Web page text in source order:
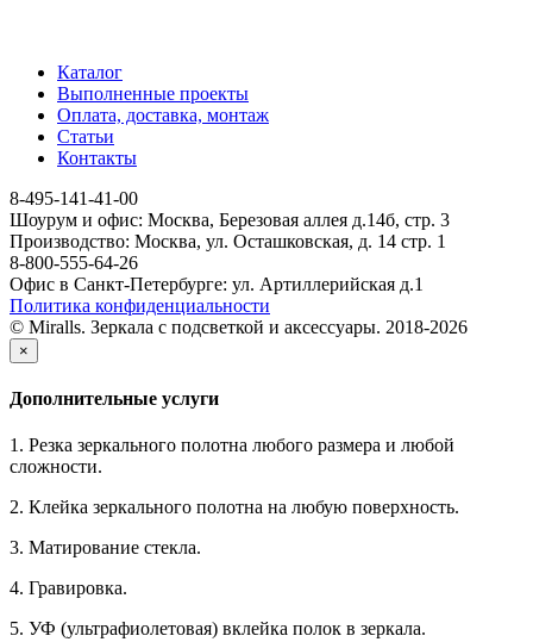
Каталог
Выполненные проекты
Оплата, доставка, монтаж
Статьи
Контакты
8-495-141-41-00
Шоурум и офис: Москва, Березовая аллея д.14б, стр. 3
Производство: Москва, ул. Осташковская, д. 14 стр. 1
8-800-555-64-26
Офис в Санкт-Петербурге: ул. Артиллерийская д.1
Политика конфиденциальности
© Miralls. Зеркала с подсветкой и аксессуары. 2018-2026
×
Дополнительные услуги
1. Резка зеркального полотна любого размера и любой
сложности.
2. Клейка зеркального полотна на любую поверхность.
3. Матирование стекла.
4. Гравировка.
5. УФ (ультрафиолетовая) вклейка полок в зеркала.